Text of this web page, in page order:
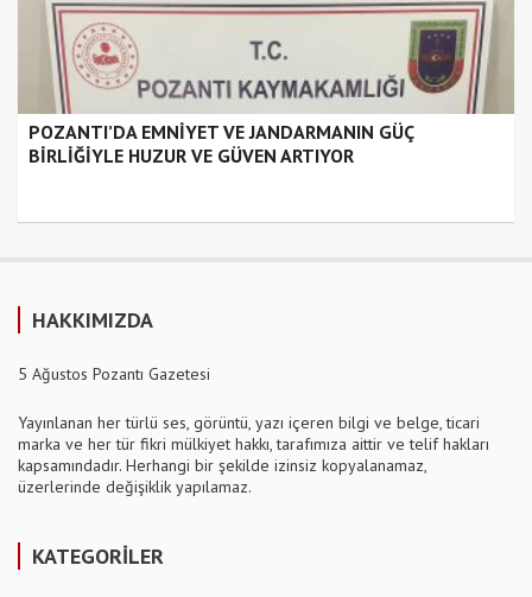
POZANTI’DA EMNİYET VE JANDARMANIN GÜÇ
BİRLİĞİYLE HUZUR VE GÜVEN ARTIYOR
HAKKIMIZDA
5 Ağustos Pozantı Gazetesi
Yayınlanan her türlü ses, görüntü, yazı içeren bilgi ve belge, ticari
marka ve her tür fikri mülkiyet hakkı, tarafımıza aittir ve telif hakları
kapsamındadır. Herhangi bir şekilde izinsiz kopyalanamaz,
üzerlerinde değişiklik yapılamaz.
KATEGORİLER